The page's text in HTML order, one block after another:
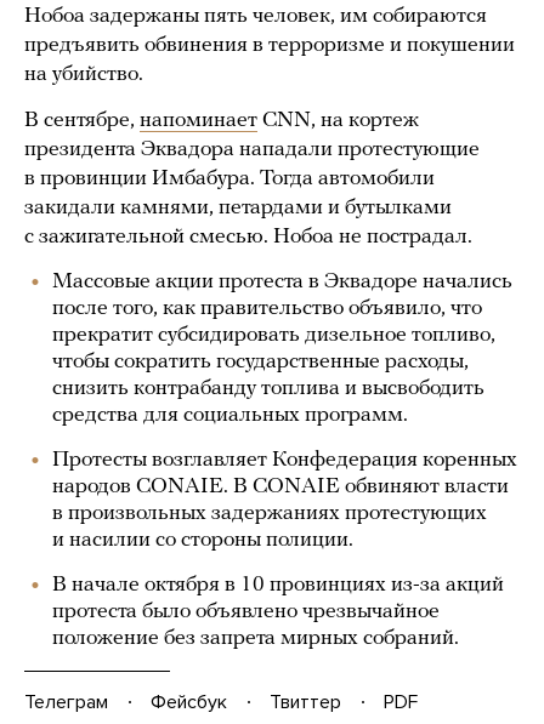
Нобоа задержаны пять человек, им собираются
предъявить обвинения в терроризме и покушении
на убийство.
В сентябре, напоминает CNN, на кортеж
президента Эквадора нападали протестующие
в провинции Имбабура. Тогда автомобили
закидали камнями, петардами и бутылками
с зажигательной смесью. Нобоа не пострадал.
Массовые акции протеста в Эквадоре начались
после того, как правительство объявило, что
прекратит субсидировать дизельное топливо,
чтобы сократить государственные расходы,
снизить контрабанду топлива и высвободить
средства для социальных программ.
Протесты возглавляет Конфедерация коренных
народов CONAIE. В CONAIE обвиняют власти
в произвольных задержаниях протестующих
и насилии со стороны полиции.
В начале октября в 10 провинциях из-за акций
протеста было объявлено чрезвычайное
положение без запрета мирных собраний.
Телеграм Фейсбук Твиттер
PDF